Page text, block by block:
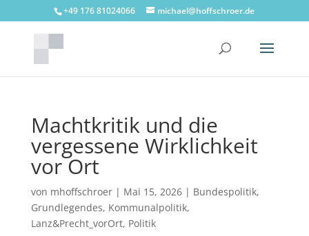
+49 176 81024066 michael@hoffschroer.de
Machtkritik und die
vergessene Wirklichkeit
vor Ort
von mhoffschroer| Mai 15, 2026| Bundespolitik,
Grundlegendes, Kommunalpolitik,
Lanz&Precht_vorOrt, Politik